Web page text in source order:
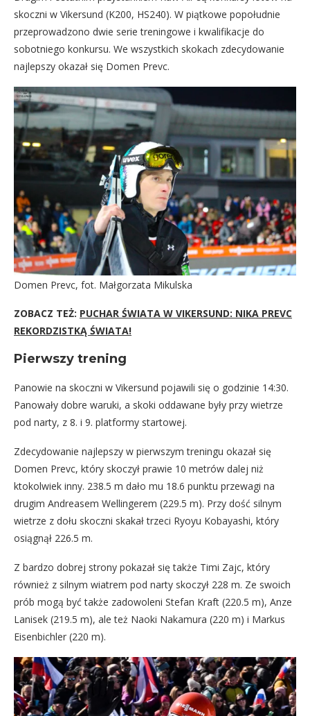
skoczni w Vikersund (K200, HS240). W piątkowe popołudnie
przeprowadzono dwie serie treningowe i kwalifikacje do
sobotniego konkursu. We wszystkich skokach zdecydowanie
najlepszy okazał się Domen Prevc.
Domen Prevc, fot. Małgorzata Mikulska
ZOBACZ TEŻ: PUCHAR ŚWIATA W VIKERSUND: NIKA PREVC
REKORDZISTKĄ ŚWIATA!
Pierwszy trening
Panowie na skoczni w Vikersund pojawili się o godzinie 14:30.
Panowały dobre waruki, a skoki oddawane były przy wietrze
pod narty, z 8. i 9. platformy startowej.
Zdecydowanie najlepszy w pierwszym treningu okazał się
Domen Prevc, który skoczył prawie 10 metrów dalej niż
ktokolwiek inny. 238.5 m dało mu 18.6 punktu przewagi na
drugim Andreasem Wellingerem (229.5 m). Przy dość silnym
wietrze z dołu skoczni skakał trzeci Ryoyu Kobayashi, który
osiągnął 226.5 m.
Z bardzo dobrej strony pokazał się także Timi Zajc, który
również z silnym wiatrem pod narty skoczył 228 m. Ze swoich
prób mogą być także zadowoleni Stefan Kraft (220.5 m), Anze
Lanisek (219.5 m), ale też Naoki Nakamura (220 m) i Markus
Eisenbichler (220 m).